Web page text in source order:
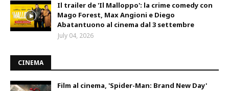
Il trailer de 'Il Malloppo': la crime comedy con
Mago Forest, Max Angioni e Diego
Abatantuono al cinema dal 3 settembre
July 04, 2026
CINEMA
Film al cinema, 'Spider-Man: Brand New Day'